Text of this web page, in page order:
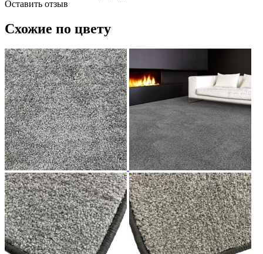
Оставить отзыв
Схожие по цвету